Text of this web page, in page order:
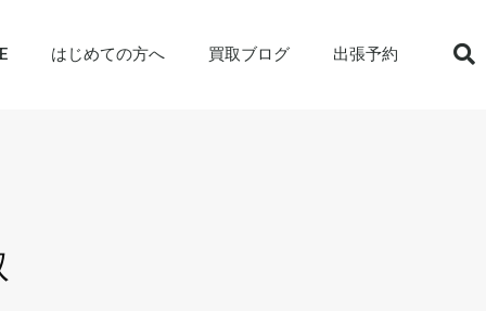
はじめての方へ 買取ブログ 出張予約